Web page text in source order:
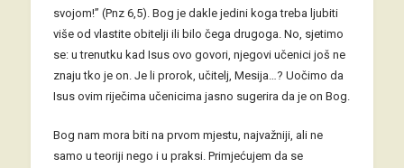
svojom!” (Pnz 6,5). Bog je dakle jedini koga treba ljubiti
više od vlastite obitelji ili bilo čega drugoga. No, sjetimo
se: u trenutku kad Isus ovo govori, njegovi učenici još ne
znaju tko je on. Je li prorok, učitelj, Mesija…? Uočimo da
Isus ovim riječima učenicima jasno sugerira da je on Bog.
Bog nam mora biti na prvom mjestu, najvažniji, ali ne
samo u teoriji nego i u praksi. Primjećujem da se